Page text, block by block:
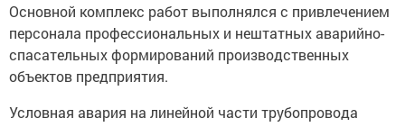
Основной комплекс работ выполнялся с привлечением
персонала профессиональных и нештатных аварийно-
спасательных формирований производственных
объектов предприятия.
Условная авария на линейной части трубопровода